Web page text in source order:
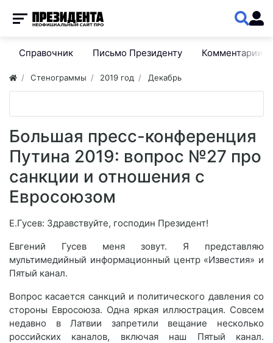
Справочник Письмо Президенту Комментарии
Стенограммы 2019 год Декабрь
Большая пресс-конференция
Путина 2019: вопрос №27 про
санкции и отношения с
Евросоюзом
Е.Гусев: Здравствуйте, господин Президент!
Евгений Гусев меня зовут. Я представляю
мультимедийный информационный центр «Известия» и
Пятый канал.
Вопрос касается санкций и политического давления со
стороны Евросоюза. Одна яркая иллюстрация. Совсем
недавно в Латвии запретили вещание несколько
российских каналов, включая наш Пятый канал.